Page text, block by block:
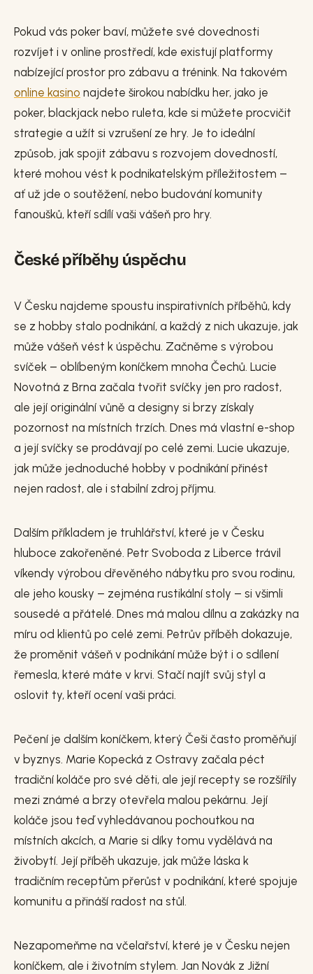
Pokud vás poker baví, můžete své dovednosti
rozvíjet i v online prostředí, kde existují platformy
nabízející prostor pro zábavu a trénink. Na takovém
online kasino najdete širokou nabídku her, jako je
poker, blackjack nebo ruleta, kde si můžete procvičit
strategie a užít si vzrušení ze hry. Je to ideální
způsob, jak spojit zábavu s rozvojem dovedností,
které mohou vést k podnikatelským příležitostem –
ať už jde o soutěžení, nebo budování komunity
fanoušků, kteří sdílí vaši vášeň pro hry.
České příběhy úspěchu
V Česku najdeme spoustu inspirativních příběhů, kdy
se z hobby stalo podnikání, a každý z nich ukazuje, jak
může vášeň vést k úspěchu. Začněme s výrobou
svíček – oblíbeným koníčkem mnoha Čechů. Lucie
Novotná z Brna začala tvořit svíčky jen pro radost,
ale její originální vůně a designy si brzy získaly
pozornost na místních trzích. Dnes má vlastní e-shop
a její svíčky se prodávají po celé zemi. Lucie ukazuje,
jak může jednoduché hobby v podnikání přinést
nejen radost, ale i stabilní zdroj příjmu.
Dalším příkladem je truhlářství, které je v Česku
hluboce zakořeněné. Petr Svoboda z Liberce trávil
víkendy výrobou dřevěného nábytku pro svou rodinu,
ale jeho kousky – zejména rustikální stoly – si všimli
sousedé a přátelé. Dnes má malou dílnu a zakázky na
míru od klientů po celé zemi. Petrův příběh dokazuje,
že proměnit vášeň v podnikání může být i o sdílení
řemesla, které máte v krvi. Stačí najít svůj styl a
oslovit ty, kteří ocení vaši práci.
Pečení je dalším koníčkem, který Češi často proměňují
v byznys. Marie Kopecká z Ostravy začala péct
tradiční koláče pro své děti, ale její recepty se rozšířily
mezi známé a brzy otevřela malou pekárnu. Její
koláče jsou teď vyhledávanou pochoutkou na
místních akcích, a Marie si díky tomu vydělává na
živobytí. Její příběh ukazuje, jak může láska k
tradičním receptům přerůst v podnikání, které spojuje
komunitu a přináší radost na stůl.
Nezapomeňme na včelařství, které je v Česku nejen
koníčkem, ale i životním stylem. Jan Novák z Jižní